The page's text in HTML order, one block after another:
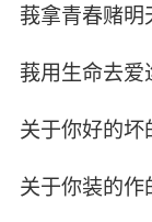
莪拿青春赌
莪用生命去
关于你好的坏
关于你装的作